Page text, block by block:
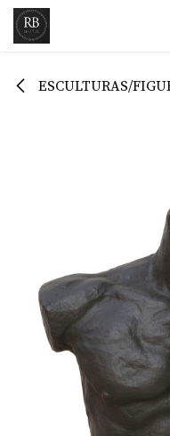
Ir al contenido
ESCULTURAS/